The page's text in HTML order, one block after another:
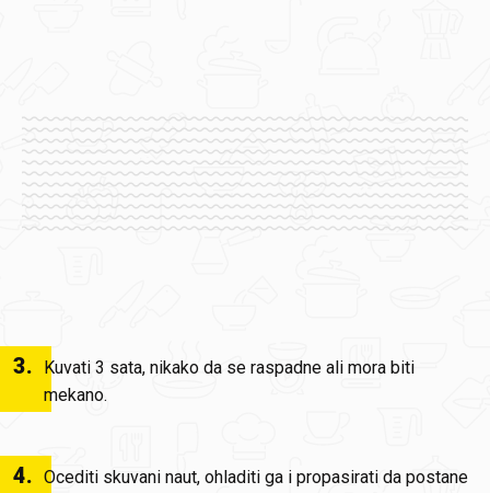
3.
Kuvati 3 sata, nikako da se raspadne ali mora biti
mekano.
4. Ocediti skuvani naut, ohladiti ga i propasirati da postane